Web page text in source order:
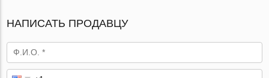
НАПИСАТЬ ПРОДАВЦУ